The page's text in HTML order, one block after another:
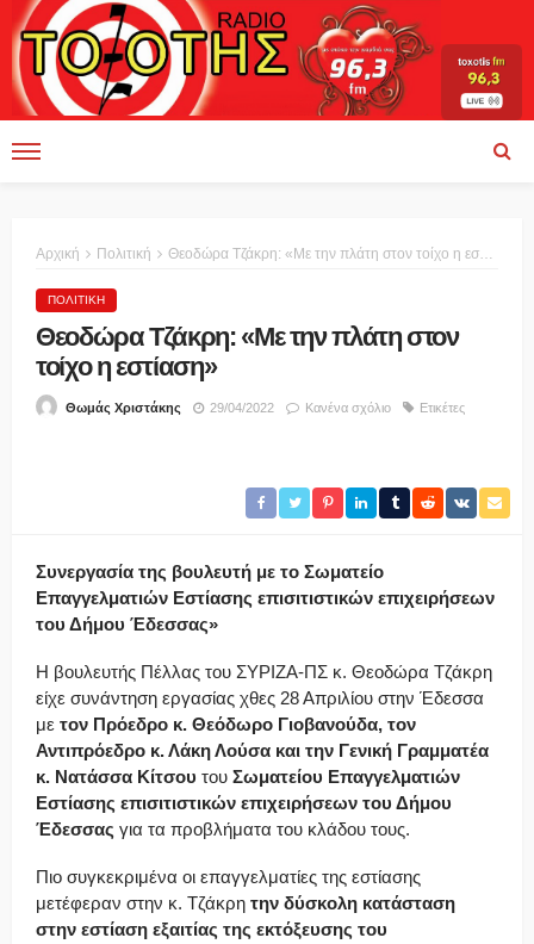
Αρχική Πολιτική Θεοδώρα Τζάκρη: «Με την πλάτη στον τοίχο η εστίαση»
ΠΟΛΙΤΙΚΉ
Θεοδώρα Τζάκρη: «Με την πλάτη στον
τοίχο η εστίαση»
Θωμάς Χριστάκης 29/04/2022 Κανένα σχόλιο Ετικέτες
Συνεργασία της βουλευτή με το Σωματείο
Επαγγελματιών Εστίασης επισιτιστικών επιχειρήσεων
του Δήμου Έδεσσας»
Η βουλευτής Πέλλας του ΣΥΡΙΖΑ-ΠΣ κ. Θεοδώρα Τζάκρη
είχε συνάντηση εργασίας χθες 28 Απριλίου στην Έδεσσα
με τον Πρόεδρο κ. Θεόδωρο Γιοβανούδα, τον
Αντιπρόεδρο κ. Λάκη Λούσα και την Γενική Γραμματέα
κ. Νατάσσα Κίτσου του Σωματείου Επαγγελματιών
Εστίασης επισιτιστικών επιχειρήσεων του Δήμου
Έδεσσας για τα προβλήματα του κλάδου τους.
Πιο συγκεκριμένα οι επαγγελματίες της εστίασης
μετέφεραν στην κ. Τζάκρη την δύσκολη κατάσταση
στην εστίαση εξαιτίας της εκτόξευσης του